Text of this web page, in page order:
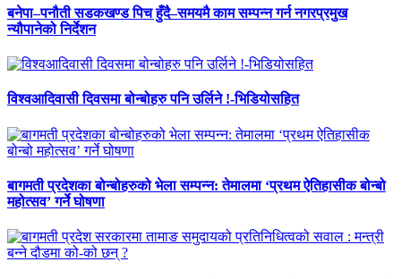
बनेपा–पनौती सडकखण्ड पिच हुँदै–समयमै काम सम्पन्न गर्न नगरप्रमुख
न्यौपानेको निर्देशन
विश्वआदिवासी दिवसमा बोन्बोहरु पनि उर्लिने !-भिडियोसहित
बागमती प्रदेशका बोन्बोहरुको भेला सम्पन्न: तेमालमा ‘प्रथम ऐतिहासीक बोन्बो
महोत्सव’ गर्ने घोषणा